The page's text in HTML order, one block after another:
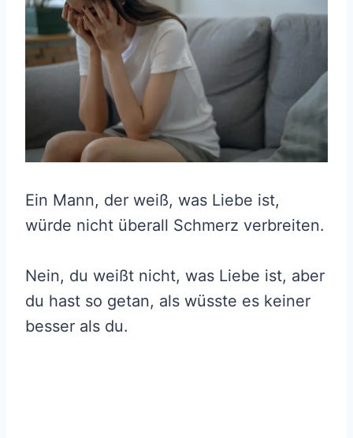
Ein Mann, der weiß, was Liebe ist,
würde nicht überall Schmerz verbreiten.
Nein, du weißt nicht, was Liebe ist, aber
du hast so getan, als wüsste es keiner
besser als du.